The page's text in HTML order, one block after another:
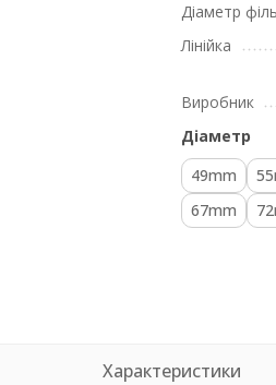
Діаметр
Лінійка
Виробник
Діаметр
49mm
67mm
Характеристики